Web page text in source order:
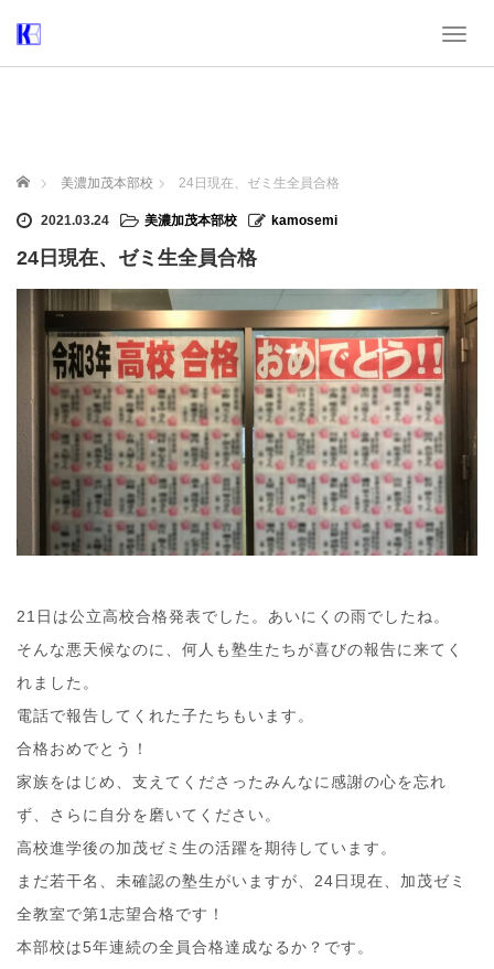
T
o
n
ホーム 美濃加茂本部校 24日現在、ゼミ生全員合格
2021.03.24 美濃加茂本部校 kamosemi
24日現在、ゼミ生全員合格
21日は公立高校合格発表でした。あいにくの雨でしたね。
そんな悪天候なのに、何人も塾生たちが喜びの報告に来てく
れました。
電話で報告してくれた子たちもいます。
合格おめでとう！
家族をはじめ、支えてくださったみんなに感謝の心を忘れ
ず、さらに自分を磨いてください。
高校進学後の加茂ゼミ生の活躍を期待しています。
まだ若干名、未確認の塾生がいますが、24日現在、加茂ゼミ
全教室で第1志望合格です！
本部校は5年連続の全員合格達成なるか？です。